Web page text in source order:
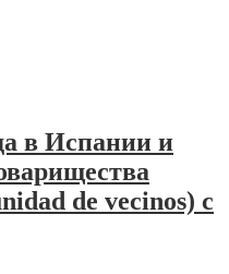
в Испании и
de vecinos) с